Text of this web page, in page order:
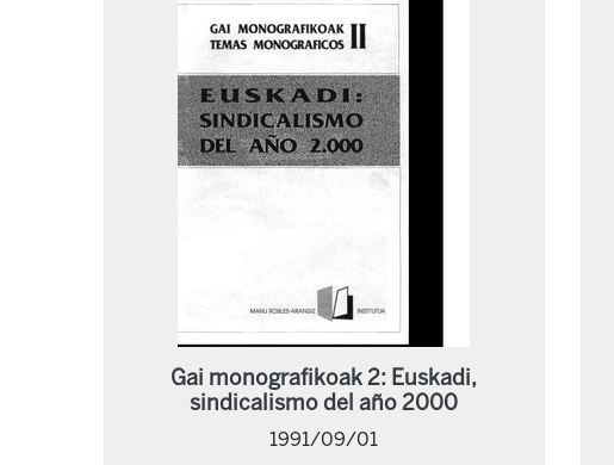
Gai monografikoak 2: Euskadi,
sindicalismo del año 2000
1991/09/01